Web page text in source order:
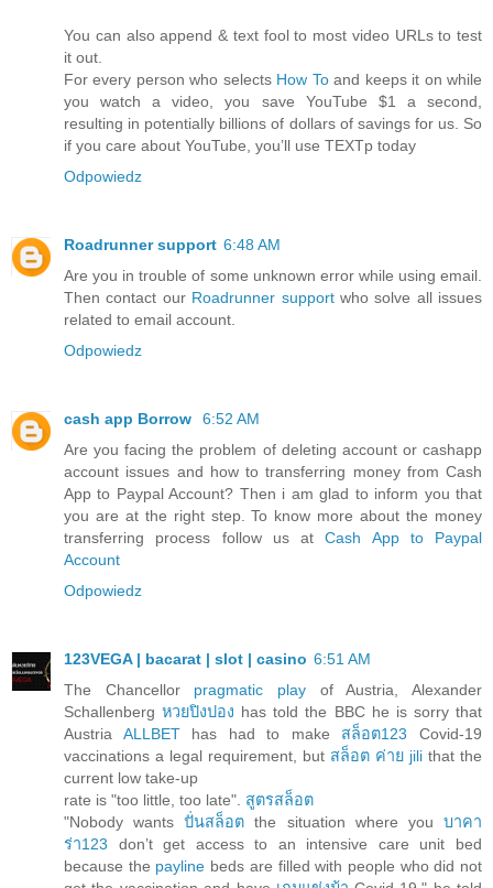
You can also append & text fool to most video URLs to test
it out.
For every person who selects How To​and keeps it on while
you watch a video, you save YouTube $1 a second,
resulting in potentially billions of dollars of savings for us. So
if you care about YouTube, you’ll use TEXTp today
Odpowiedz
Roadrunner support 6:48 AM
Are you in trouble of some unknown error while using email.
Then contact our Roadrunner supportwho solve all issues
related to email account.
Odpowiedz
cash app Borrow
6:52 AM
Are you facing the problem of deleting account or cashapp
account issues and how to transferring money from Cash
App to Paypal Account? Then i am glad to inform you that
you are at the right step. To know more about the money
transferring process follow us atCash App to Paypal
Account
Odpowiedz
123VEGA | bacarat | slot | casino 6:51 AM
The Chancellor pragmatic play of Austria, Alexander
Schallenbergหวยปิงปอง has told the BBC he is sorry that
Austria ALLBEThas had to make สล็อต123 Covid-19
vaccinations a legal requirement, but สล็อต ค่าย jili that the
current low take-up
rate is "too little, too late". สูตรสล็อต
"Nobody wantsปั่นสล็อต the situation where youบาคา
ร่า123 don’t get access to an intensive care unit bed
because the payline beds are filled with people who did not